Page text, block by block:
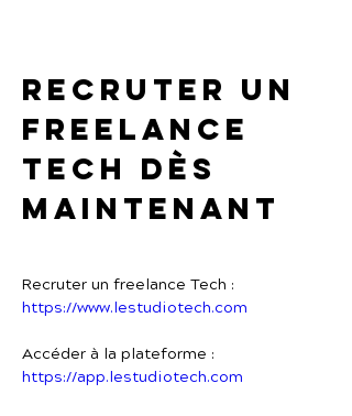
Recruter un
freelance
Tech dès
maintenant
Recruter un freelance Tech :
https://www.lestudiotech.com
Accéder à la plateforme :
https://app.lestudiotech.com